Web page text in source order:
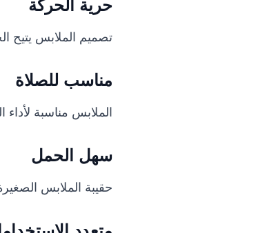
حرية الحركة
تصميم الملابس يتيح
مناسب للصلاة
الملابس مناسبة
سهل الحمل
حقيبة الملابس